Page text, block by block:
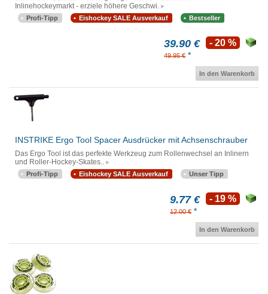
Inlinehockeymarkt - erziele höhere Geschwi.
Profi-Tipp Eishockey SALE Ausverkauf Bestseller
39.90 €
49.95 € *
- 20 %
In den Warenkorb
INSTRIKE Ergo Tool Spacer Ausdrücker mit Achsenschrauber
Das Ergo Tool ist das perfekte Werkzeug zum Rollenwechsel an Inlinern
und Roller-Hockey-Skates..
Profi-Tipp Eishockey SALE Ausverkauf Unser Tipp
9.77 €
12.00 € *
- 19 %
In den Warenkorb